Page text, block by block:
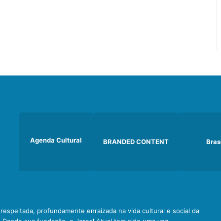
Agenda Cultural BRANDED CONTENT
profundamente enraizada na vida cultural e social da